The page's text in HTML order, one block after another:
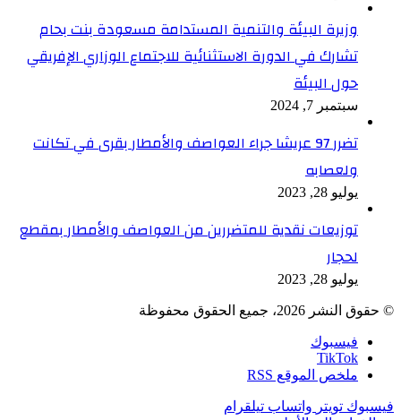
وزيرة البيئة والتنمية المستدامة مسعودة بنت بحام
تشارك في الدورة الاستثنائية للاجتماع الوزاري الإفريقي
حول البيئة
سبتمبر 7, 2024
تضرر 97 عريشا جراء العواصف والأمطار بقرى في تكانت
ولعصابه
يوليو 28, 2023
توزيعات نقدية للمتضررين من العواصف والأمطار بمقطع
لحجار
يوليو 28, 2023
© حقوق النشر 2026، جميع الحقوق محفوظة
فيسبوك
TikTok
ملخص الموقع RSS
فيسبوك تويتر واتساب تيلقرام